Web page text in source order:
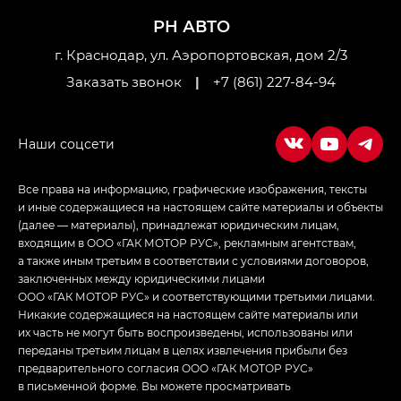
Джи Икс ПРЕМИУМ — GX PREMIUM, ЛАУНЖ —
LOUNGE
Empow — Эмпау (Empow) в комплектации
РН АВТО
г. Краснодар, ул. Аэропортовская, дом 2/3
Заказать звонок
| +7 (861) 227-84-94
Все права на информацию, графические изображения, тексты
и иные содержащиеся на настоящем сайте материалы и объекты
(далее — материалы), принадлежат юридическим лицам,
входящим в ООО «ГАК МОТОР РУС», рекламным агентствам,
а также иным третьим в соответствии с условиями договоров,
заключенных между юридическими лицами
ООО «ГАК МОТОР РУС» и соответствующими третьими лицами.
Никакие содержащиеся на настоящем сайте материалы или
их часть не могут быть воспроизведены, использованы или
переданы третьим лицам в целях извлечения прибыли без
предварительного согласия ООО «ГАК МОТОР РУС»
в письменной форме. Вы можете просматривать